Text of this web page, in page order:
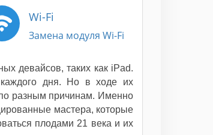
Wi-Fi
Замена модуля Wi-Fi
девайсов, таких как iPad.
дня. Но в ходе их
по разным причинам. Именно
мастера, которые
плодами 21 века и их